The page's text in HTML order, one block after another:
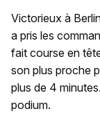
Victorieux à
a pris les
fait course en
son plus proche
plus de 4
podium.